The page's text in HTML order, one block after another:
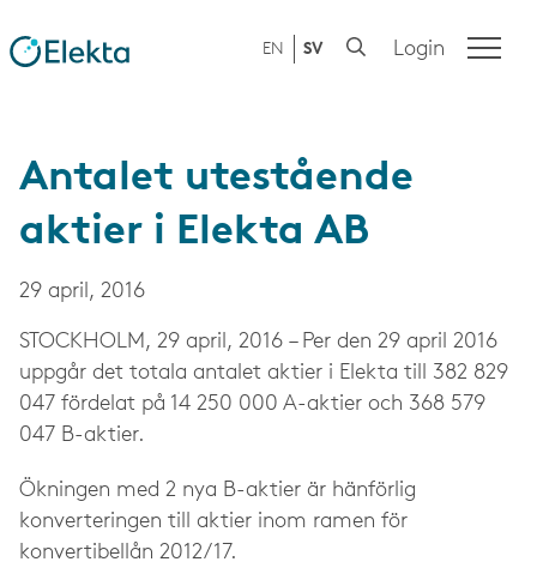
EN SV Login
Antalet utestående
aktier i Elekta AB
29 april, 2016
STOCKHOLM, 29 april, 2016 – Per den 29 april 2016
uppgår det totala antalet aktier i Elekta till 382 829
047 fördelat på 14 250 000 A-aktier och 368 579
047 B-aktier.
Ökningen med 2 nya B-aktier är hänförlig
konverteringen till aktier inom ramen för
konvertibellån 2012/17.